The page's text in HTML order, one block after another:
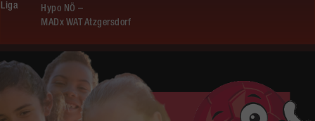
Hypo NÖ –
MADx WAT Atzgersdorf
Liga